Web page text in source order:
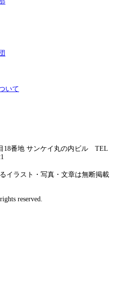
いて
18番地 サンケイ丸の内ビル TEL
イラスト・写真・文章は無断掲載
reserved.